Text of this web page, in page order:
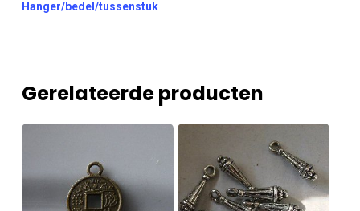
Hanger/bedel/tussenstuk
Gerelateerde producten